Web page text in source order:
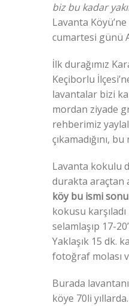
biz bu kadar
Lavanta
cumartesi günü
İlk durağımız
Keçiborlu
lavantalar bizi
mordan ziyade
rehberimiz
çıkamadığını,
Lavanta kokulu
durakta araçtan
köy bu ismi
kokusu
selamlaşıp 17-
Yaklaşık 15 dk.
fotoğraf molası
Burada
köye 70li